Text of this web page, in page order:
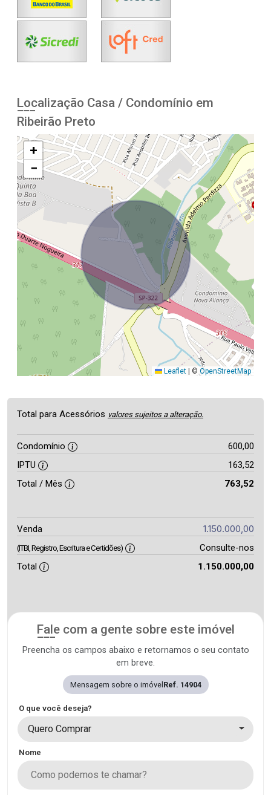
Localização Casa / Condomínio em
Ribeirão Preto
+
−
Leaflet | © OpenStreetMap
Total para Acessórios valores sujeitos a alteração.
Condomínio
600,00
IPTU
163,52
Total / Mês
763,52
Venda 1.150.000,00
(ITBI, Registro, Escritura e Certidões)
Consulte-nos
Total
1.150.000,00
Fale com a gente sobre este imóvel
Preencha os campos abaixo e retornamos o seu contato
em breve.
Mensagem sobre o imóvelRef. 14904
O que você deseja?
Quero Comprar
Nome